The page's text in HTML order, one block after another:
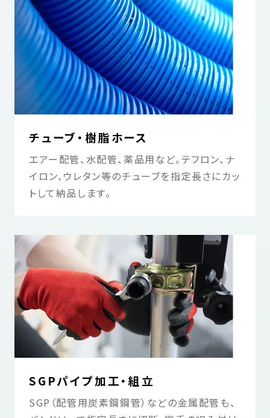
チューブ・樹脂ホース
エアー配管、水配管、薬品用など。テフロン、ナ
イロン、ウレタン等のチューブを指定長さにカッ
トして納品します。
SGPパイプ加工・組立
SGP（配管用炭素鋼鋼管）などの金属配管も、